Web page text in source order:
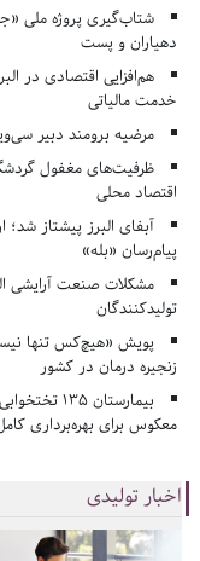
شتاب‌گیری پروژه ملی
دهیاران و پست
هم‌افزایی اقتصادی در
خدمت مالیاتی
مرضیه برومند دبیر
ظرفیت‌های مغفول
اقتصاد محلی
پیام‌رسان «بله»
مشکلات صنعت آرایشی
تولیدکنندگان
پویش «هیچ‌کس تنها
زنجیره درمان در کشور
بیمارستان
معکوس برای بهره‌برداری
اخبار تولیدی